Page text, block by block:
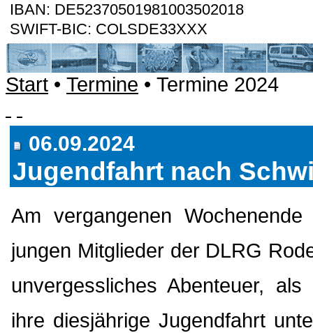
IBAN: DE52370501981003502018
SWIFT-BIC: COLSDE33XXX
Start • Termine • Termine 2024
06.09.2024
Jugendfahrt nach
Am vergangenen
jungen Mitglieder der DLRG
unvergessliches Abenteuer,
ihre diesjährige Jugendfahrt